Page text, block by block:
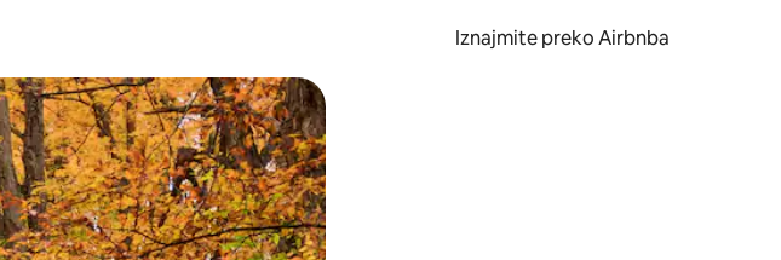
Iznajmite preko Airbnba